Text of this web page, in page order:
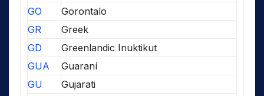
GO
Gorontalo
GR
Greek
GD
Greenlandic Inuktikut
GUA
Guaraní
GU
Gujarati